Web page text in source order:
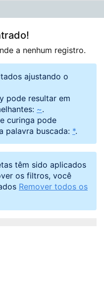
a nenhum registro.
ajustando o
pode resultar em
~.
curinga pode
palavra buscada: *.
têm sido aplicados
os filtros, você
Remover todos os